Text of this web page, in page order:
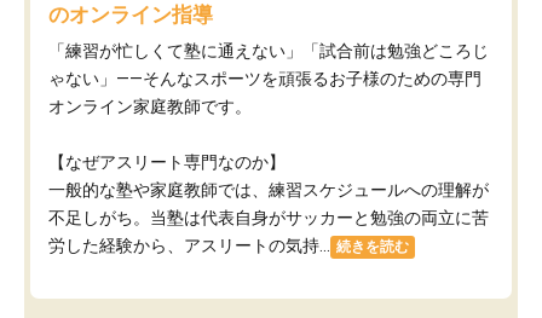
のオンライン指導
「練習が忙しくて塾に通えない」「試合前は勉強どころじ
ゃない」——そんなスポーツを頑張るお子様のための専門
オンライン家庭教師です。
【なぜアスリート専門なのか】
一般的な塾や家庭教師では、練習スケジュールへの理解が
不足しがち。当塾は代表自身がサッカーと勉強の両立に苦
労した経験から、アスリートの気持...
続きを読む